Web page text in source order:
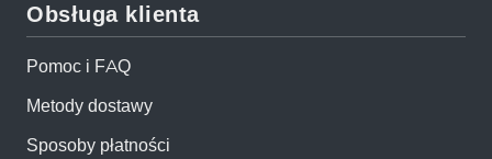
Obsługa klienta
Pomoc i FAQ
Metody dostawy
Sposoby płatności